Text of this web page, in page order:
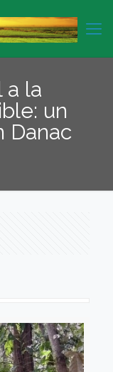
a la
un
Danac